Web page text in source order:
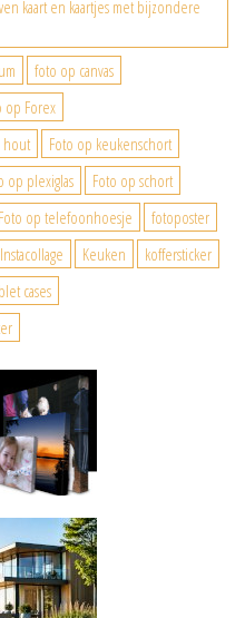
kaart en kaartjes met bijzondere
foto op canvas
op Forex
Foto op keukenschort
op plexiglas
Foto op schort
Foto op telefoonhoesje
fotoposter
Instacollage Keuken
koffersticker
cases